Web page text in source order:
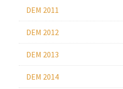
DEM 2011
DEM 2012
DEM 2013
DEM 2014